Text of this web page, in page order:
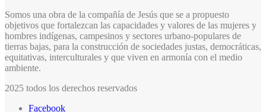
Somos una obra de la compañía de Jesús que se a propuesto
objetivos que fortalezcan las capacidades y valores de las mujeres y
hombres indígenas, campesinos y sectores urbano-populares de
tierras bajas, para la construcción de sociedades justas, democráticas,
equitativas, interculturales y que viven en armonía con el medio
ambiente.
2025 todos los derechos reservados
Facebook